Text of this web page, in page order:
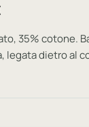
35% cotone.
legata dietro al